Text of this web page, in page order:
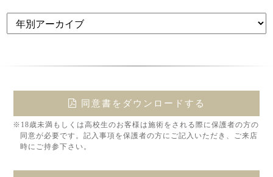
同意書をダウンロードする
※18歳未満もしくは高校生のお客様は施術をされる際に保護者の方の
同意が必要です。記入事項を保護者の方にご記入いただき、ご来店
時にご持参下さい。